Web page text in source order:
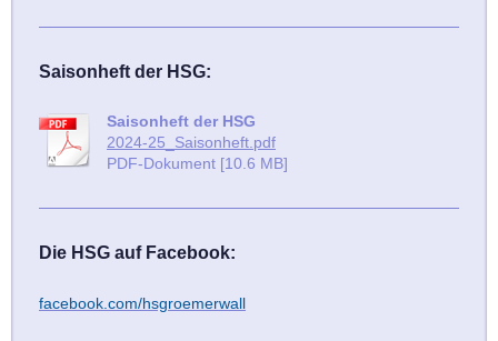
Saisonheft der HSG:
Saisonheft der HSG
2024-25_Saisonheft.pdf
PDF-Dokument [10.6 MB]
Die HSG auf Facebook:
facebook.com/hsgroemerwall